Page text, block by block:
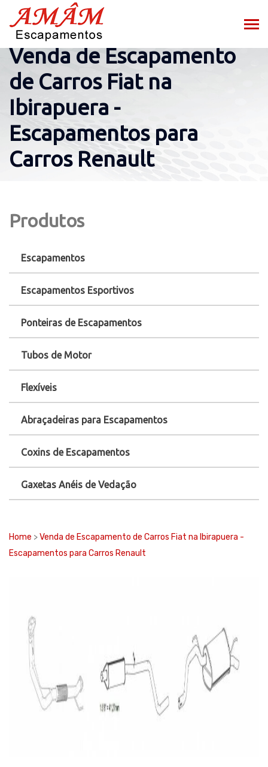
Venda de Escapamento
de Carros Fiat na
Ibirapuera -
Escapamentos para
Carros Renault
Produtos
Escapamentos
Escapamentos Esportivos
Ponteiras de Escapamentos
Tubos de Motor
Flexíveis
Abraçadeiras para Escapamentos
Coxins de Escapamentos
Gaxetas Anéis de Vedação
Home >Venda de Escapamento de Carros Fiat na Ibirapuera -
Escapamentos para Carros Renault